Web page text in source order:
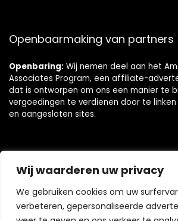
Wij waarderen uw privacy
We gebruiken cookies om uw
verbeteren, gepersonaliseerde
Openbaarmaking van partners
Openbaring: Wij nemen deel aan het
Associates Program, een affiliate-
dat is ontworpen om ons een manier te
vergoedingen te verdienen door te
en aangesloten sites.
© https://topolijfoliekopen.nl. Alle rechten
Ontdek Onze Websites